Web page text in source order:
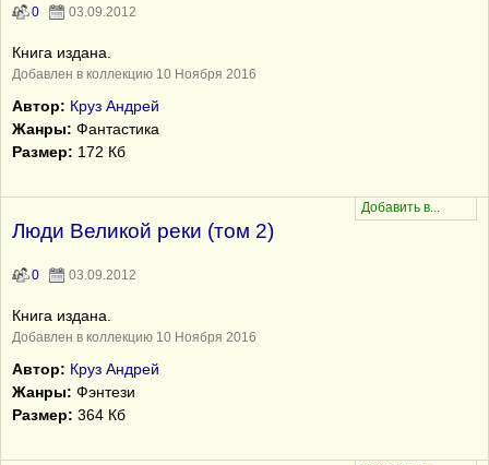
0 03.09.2012
Книга издана.
Добавлен в коллекцию 10 Ноября 2016
Автор: Круз Андрей
Жанры: Фантастика
Размер: 172 Кб
Люди Великой реки (том 2)
0 03.09.2012
Книга издана.
Добавлен в коллекцию 10 Ноября 2016
Автор: Круз Андрей
Жанры: Фэнтези
Размер: 364 Кб